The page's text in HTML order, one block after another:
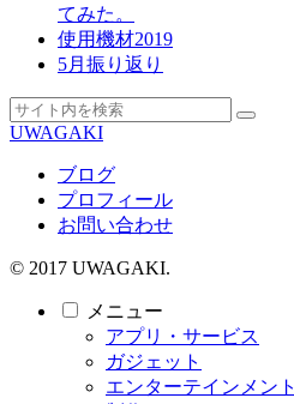
てみた。
使用機材2019
5月振り返り
UWAGAKI
ブログ
プロフィール
お問い合わせ
© 2017 UWAGAKI.
メニュー
アプリ・サービス
ガジェット
エンターテインメント